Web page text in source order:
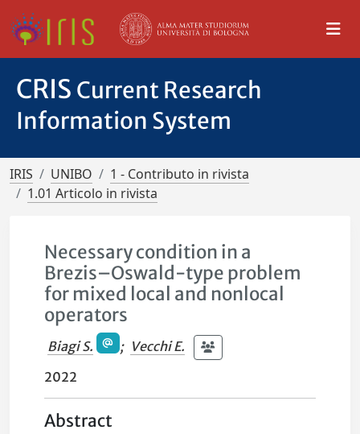
CRIS Current Research
Information System
IRIS UNIBO
1 - Contributo in rivista
1.01 Articolo in rivista
Necessary condition in a
Brezis–Oswald-type problem
for mixed local and nonlocal
operators
Biagi S. ; Vecchi E.
2022
Abstract